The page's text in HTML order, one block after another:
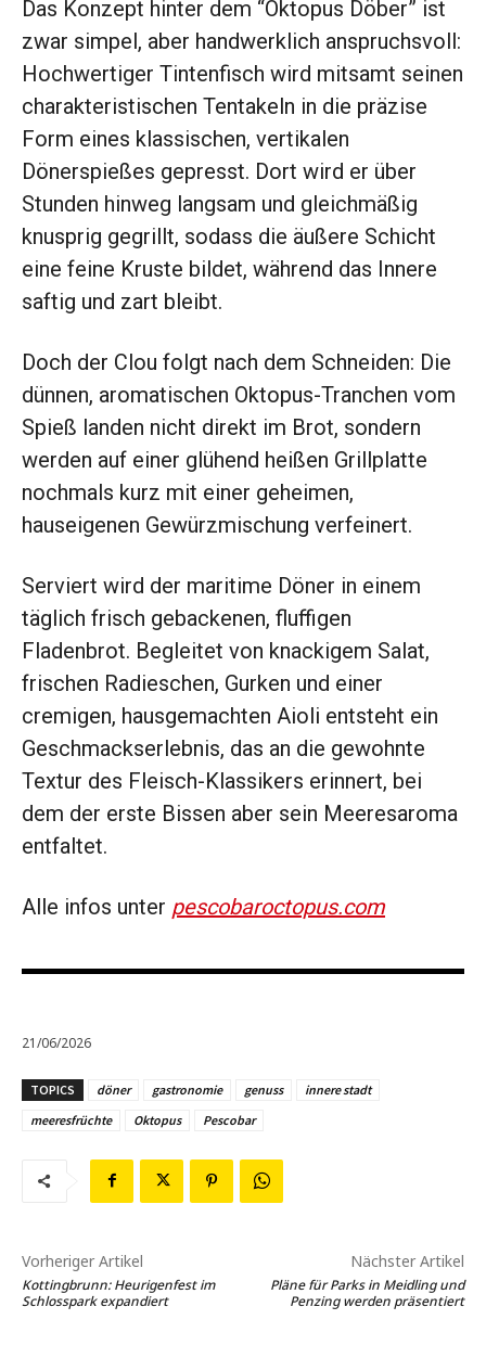
Das Konzept hinter dem “Oktopus Döber” ist
zwar simpel, aber handwerklich anspruchsvoll:
Hochwertiger Tintenfisch wird mitsamt seinen
charakteristischen Tentakeln in die präzise
Form eines klassischen, vertikalen
Dönerspießes gepresst. Dort wird er über
Stunden hinweg langsam und gleichmäßig
knusprig gegrillt, sodass die äußere Schicht
eine feine Kruste bildet, während das Innere
saftig und zart bleibt.
Doch der Clou folgt nach dem Schneiden: Die
dünnen, aromatischen Oktopus-Tranchen vom
Spieß landen nicht direkt im Brot, sondern
werden auf einer glühend heißen Grillplatte
nochmals kurz mit einer geheimen,
hauseigenen Gewürzmischung verfeinert.
Serviert wird der maritime Döner in einem
täglich frisch gebackenen, fluffigen
Fladenbrot. Begleitet von knackigem Salat,
frischen Radieschen, Gurken und einer
cremigen, hausgemachten Aioli entsteht ein
Geschmackserlebnis, das an die gewohnte
Textur des Fleisch-Klassikers erinnert, bei
dem der erste Bissen aber sein Meeresaroma
entfaltet.
Alle infos unter pescobaroctopus.com
21/06/2026
TOPICS döner gastronomie genuss
innere stadt
meeresfrüchte
Oktopus Pescobar
Vorheriger Artikel
Kottingbrunn: Heurigenfest im
Schlosspark expandiert
Nächster Artikel
Pläne für Parks in Meidling und
Penzing werden präsentiert